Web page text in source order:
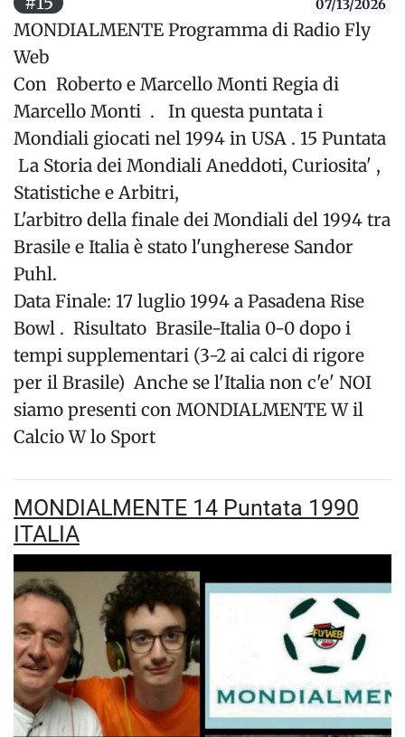
07/13/2026
MONDIALMENTE Programma di Radio Fly
Web
Con Roberto e Marcello Monti Regia di
Marcello Monti . In questa puntata i
Mondiali giocati nel 1994 in USA . 15 Puntata
La Storia dei Mondiali Aneddoti, Curiosita' ,
Statistiche e Arbitri,
L'arbitro della finale dei Mondiali del 1994 tra
Brasile e Italia è stato l'ungherese Sandor
Puhl.
Data Finale: 17 luglio 1994 a Pasadena Rise
Bowl . Risultato Brasile-Italia 0-0 dopo i
tempi supplementari (3-2 ai calci di rigore
per il Brasile) Anche se l'Italia non c'e' NOI
siamo presenti con MONDIALMENTE W il
Calcio W lo Sport
MONDIALMENTE 14 Puntata 1990
ITALIA